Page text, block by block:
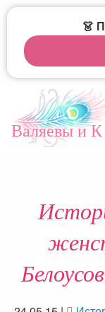
Валяевы и К
👗